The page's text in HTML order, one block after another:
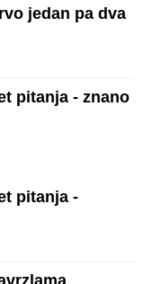
jedan pa dva
pitanja - znano
pitanja -